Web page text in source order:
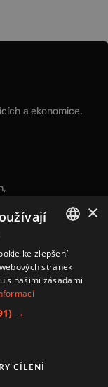
a ekonomice.
spodmínkami
CZECH
×
ke zlepšení
stránek
s našimi zásadami
→
CÍLENÍ